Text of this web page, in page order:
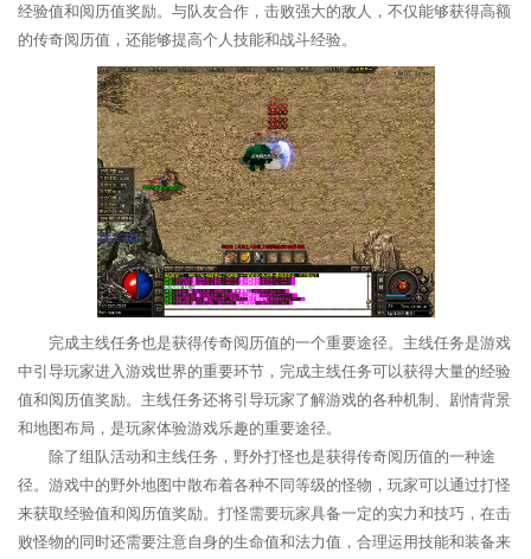
经验值和阅历值奖励。与队友合作，击败强大的敌人，不仅能够获得高额
的传奇阅历值，还能够提高个人技能和战斗经验。
完成主线任务也是获得传奇阅历值的一个重要途径。主线任务是游戏
中引导玩家进入游戏世界的重要环节，完成主线任务可以获得大量的经验
值和阅历值奖励。主线任务还将引导玩家了解游戏的各种机制、剧情背景
和地图布局，是玩家体验游戏乐趣的重要途径。
除了组队活动和主线任务，野外打怪也是获得传奇阅历值的一种途
径。游戏中的野外地图中散布着各种不同等级的怪物，玩家可以通过打怪
来获取经验值和阅历值奖励。打怪需要玩家具备一定的实力和技巧，在击
败怪物的同时还需要注意自身的生命值和法力值，合理运用技能和装备来